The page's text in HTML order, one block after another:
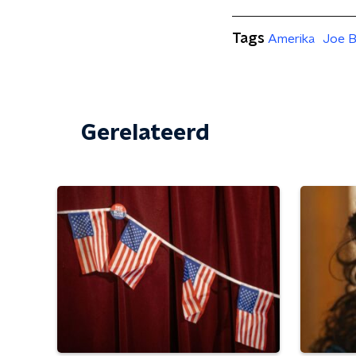
Tags Amerika Joe
Gerelateerd